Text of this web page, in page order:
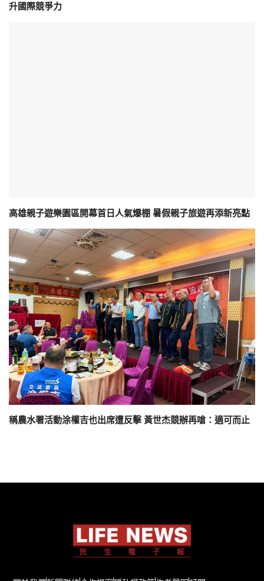
升國際競爭力
高雄親子遊樂園區開幕首日人氣爆棚 暑假親子旅遊再添新亮點
稱農水署活動涂權吉也出席遭反擊 黃世杰競辦再嗆：適可而止